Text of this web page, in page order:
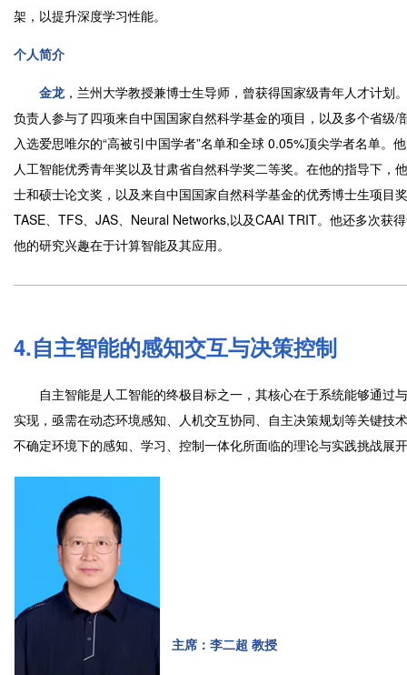
架，以提升深度学习性能。
个人简介
金龙，兰州大学教授兼博士生导师，曾获得国家级青年人才计划
负责人参与了四项来自中国国家自然科学基金的项目，以及多个省
入选爱思唯尔的“高被引中国学者”名单和全球 0.05%顶尖学者名单
人工智能优秀青年奖以及甘肃省自然科学奖二等奖。在他的指导下
士和硕士论文奖，以及来自中国国家自然科学基金的优秀博士生项
TASE、TFS、JAS、Neural Networks,以及CAAI TRIT。他还多次获
他的研究兴趣在于计算智能及其应用。
4.自主智能的感知交互与决策控制
自主智能是人工智能的终极目标之一，其核心在于系统能够通过
实现，亟需在动态环境感知、人机交互协同、自主决策规划等关键
不确定环境下的感知、学习、控制一体化所面临的理论与实践挑战展
主席：李二超 教授